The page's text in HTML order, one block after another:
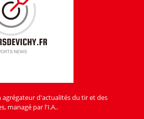
agrégateur d'actualités du tir et des
managé par l'I.A..